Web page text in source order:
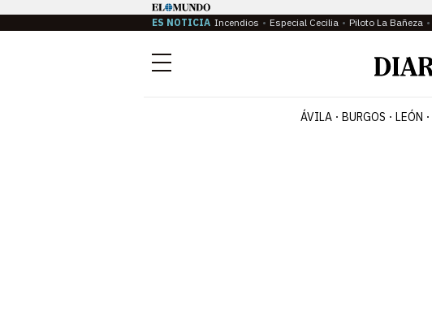
ES NOTICIA Incendios Especial Cecilia Piloto La Bañeza
Menú
ÁVILA BURGOS LEÓN